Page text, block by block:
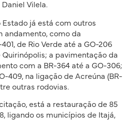
Daniel Vilela.
Estado já está com outros
andamento, como da
de Rio Verde até a GO-206
Quirinópolis; a pavimentação da
com a BR-364 até a GO-306;
409, na ligação de Acreúna (BR-
outras rodovias.
está a restauração de 85
ligando os municípios de Itajá,